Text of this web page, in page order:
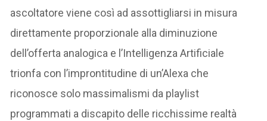
ascoltatore viene così ad assottigliarsi in misura
direttamente proporzionale alla diminuzione
dell’offerta analogica e l’Intelligenza Artificiale
trionfa con l’improntitudine di un’Alexa che
riconosce solo massimalismi da playlist
programmati a discapito delle ricchissime realtà